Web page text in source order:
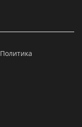
Политика